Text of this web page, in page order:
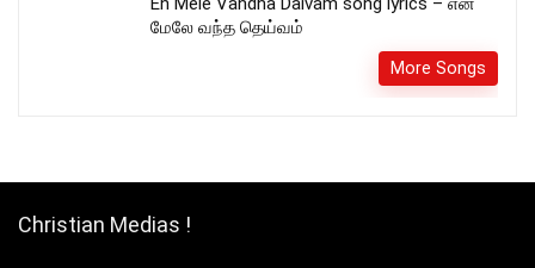
மேலே வந்த தெய்வம்
More Songs
Christian Medias !